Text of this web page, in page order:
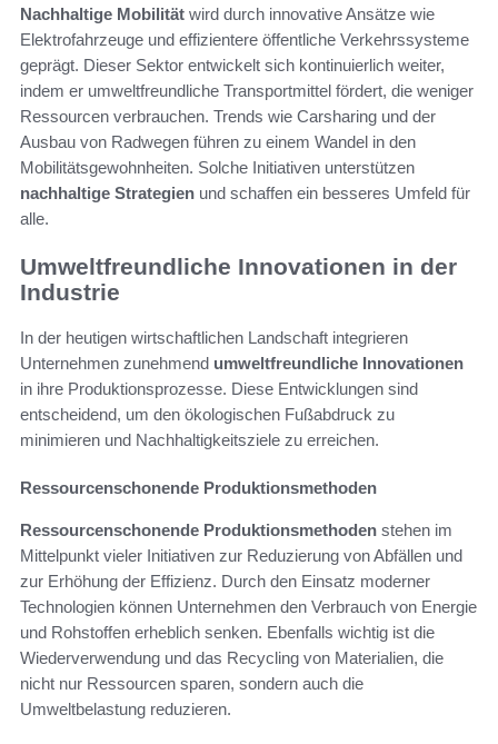
Nachhaltige Mobilität wird durch innovative Ansätze wie
Elektrofahrzeuge und effizientere öffentliche Verkehrssysteme
geprägt. Dieser Sektor entwickelt sich kontinuierlich weiter,
indem er umweltfreundliche Transportmittel fördert, die weniger
Ressourcen verbrauchen. Trends wie Carsharing und der
Ausbau von Radwegen führen zu einem Wandel in den
Mobilitätsgewohnheiten. Solche Initiativen unterstützen
nachhaltige Strategien und schaffen ein besseres Umfeld für
alle.
Umweltfreundliche Innovationen in der
Industrie
In der heutigen wirtschaftlichen Landschaft integrieren
Unternehmen zunehmend umweltfreundliche Innovationen
in ihre Produktionsprozesse. Diese Entwicklungen sind
entscheidend, um den ökologischen Fußabdruck zu
minimieren und Nachhaltigkeitsziele zu erreichen.
Ressourcenschonende Produktionsmethoden
Ressourcenschonende Produktionsmethoden stehen im
Mittelpunkt vieler Initiativen zur Reduzierung von Abfällen und
zur Erhöhung der Effizienz. Durch den Einsatz moderner
Technologien können Unternehmen den Verbrauch von Energie
und Rohstoffen erheblich senken. Ebenfalls wichtig ist die
Wiederverwendung und das Recycling von Materialien, die
nicht nur Ressourcen sparen, sondern auch die
Umweltbelastung reduzieren.